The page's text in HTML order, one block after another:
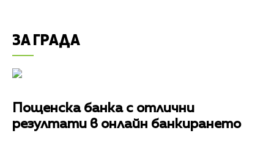
ЗА ГРАДА
Пощенска банка с отлични
резултати в онлайн банкирането